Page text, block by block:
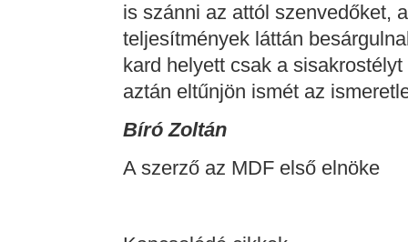
is szánni az attól szenvedőket,
teljesítmények láttán
kard helyett csak a
aztán eltűnjön ismét az
Bíró Zoltán
A szerző az MDF első elnöke